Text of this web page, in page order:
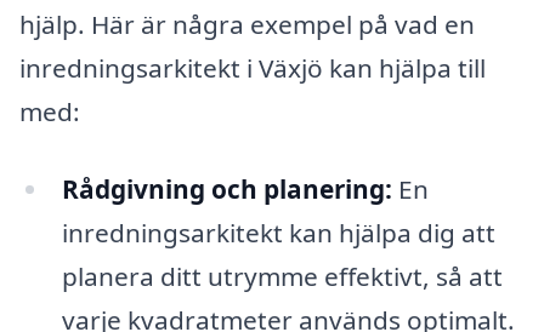
hjälp. Här är några exempel på vad en
inredningsarkitekt i Växjö kan hjälpa till
med:
Rådgivning och planering: En
inredningsarkitekt kan hjälpa dig att
planera ditt utrymme effektivt, så att
varje kvadratmeter används optimalt.